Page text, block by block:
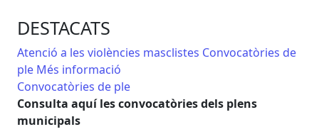
DESTACATS
Atenció a les violències masclistes Convocatòries de
ple Més informació
Convocatòries de ple
Consulta aquí les convocatòries dels plens
municipals